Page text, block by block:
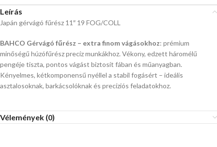
Leírás
Japán gérvágó fűrész 11″ 19 FOG/COLL
BAHCO Gérvágó fűrész – extra finom vágásokhoz: prémium
minőségű húzófűrész precíz munkákhoz. Vékony, edzett háromélű
pengéje tiszta, pontos vágást biztosít fában és műanyagban.
Kényelmes, kétkomponensű nyéllel a stabil fogásért – ideális
asztalosoknak, barkácsolóknak és precíziós feladatokhoz.
Vélemények (0)